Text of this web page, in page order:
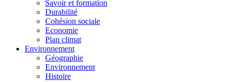
Savoir et formation
Durabilité
Cohésion sociale
Economie
Plan climat
Environnement
Géographie
Environnement
Histoire